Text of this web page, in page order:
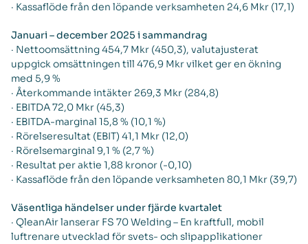
· Kassaflöde från den löpande verksamheten 24,6 Mkr (17,1)
Januari – december 2025 i sammandrag
· Nettoomsättning 454,7 Mkr (450,3), valutajusterat
uppgick omsättningen till 476,9 Mkr vilket ger en ökning
med 5,9 %
· Återkommande intäkter 269,3 Mkr (284,8)
· EBITDA 72,0 Mkr (45,3)
· EBITDA-marginal 15,8 % (10,1 %)
· Rörelseresultat (EBIT) 41,1 Mkr (12,0)
· Rörelsemarginal 9,1 % (2,7 %)
· Resultat per aktie 1,88 kronor (-0,10)
· Kassaflöde från den löpande verksamheten 80,1 Mkr (39,7)
Väsentliga händelser under fjärde kvartalet
· QleanAir lanserar FS 70 Welding – En kraftfull, mobil
luftrenare utvecklad för svets- och slipapplikationer